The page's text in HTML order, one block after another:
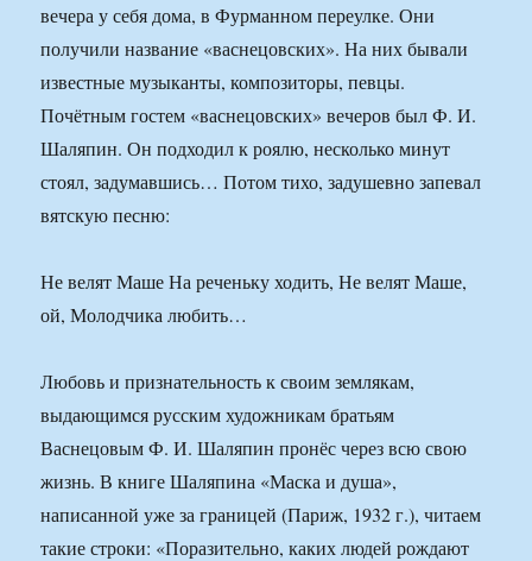
вечера у себя дома, в Фурманном переулке. Они
получили название «васнецовских». На них бывали
известные музыканты, композиторы, певцы.
Почётным гостем «васнецовских» вечеров был Ф. И.
Шаляпин. Он подходил к роялю, несколько минут
стоял, задумавшись… Потом тихо, задушевно запевал
вятскую песню:
Не велят Маше На реченьку ходить, Не велят Маше,
ой, Молодчика любить…
Любовь и признательность к своим землякам,
выдающимся русским художникам братьям
Васнецовым Ф. И. Шаляпин пронёс через всю свою
жизнь. В книге Шаляпина «Маска и душа»,
написанной уже за границей (Париж, 1932 г.), читаем
такие строки: «Поразительно, каких людей рождают